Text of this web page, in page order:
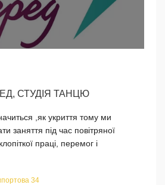
СТУДІЯ ТАНЦЮ
,як укриття тому ми
заняття під час повітряної
праці, перемог і
34